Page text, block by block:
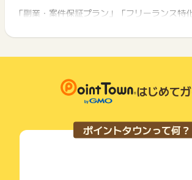
・注文完了メール
※ポイントに関するお問い合わせは、ポイン
お問い合わせをした場合、ポイント獲得対象
下記の事項に該当する場合、広告主側で対象
い物を複数回ご利用された場合
て一度でも同サービス・お買い物を利用され
ご利用前には、Cookieの削除をおこなってい
サービス・お買い物利用時にお電話など2つ以
法がある場合、必ずサイト上のWEBフォーム
広告主が運営しているサービスの都合もしく
商品の交換や一部でもキャンセルされた場合
になる可能性もございます。
条件を達成しているかどうかは各広告主では
っているため、広告主はポイントに関する詳
そのため、ポイントタウンのポイントに関す
広告主様に直接行わないようお願いいたしま
「副業・案件保証プラン」「フリーランス特
目的別であなたにぴったりなサポートが付い
豊富なコースも特徴で、HTML、CSS、
y、WEBデザイン、動画編集と幅広い内容から
特長①「受講期限・サポートが無期限」：受
はじめて
ポイントタウンって何？